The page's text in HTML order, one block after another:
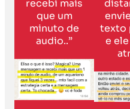
recebi mais
que um
minuto de
audio..”
texto
e